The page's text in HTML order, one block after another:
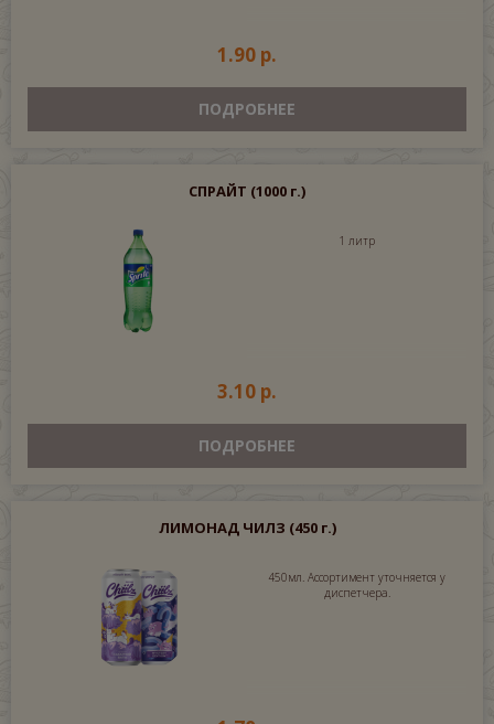
1.90 р.
ПОДРОБНЕЕ
СПРАЙТ (1000 г.)
1 литр
3.10 р.
ПОДРОБНЕЕ
ЛИМОНАД ЧИЛЗ (450 г.)
450мл. Ассортимент уточняется у
диспетчера.